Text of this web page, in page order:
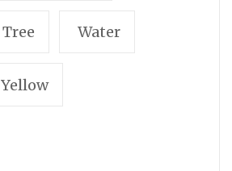
Tree Water
Yellow